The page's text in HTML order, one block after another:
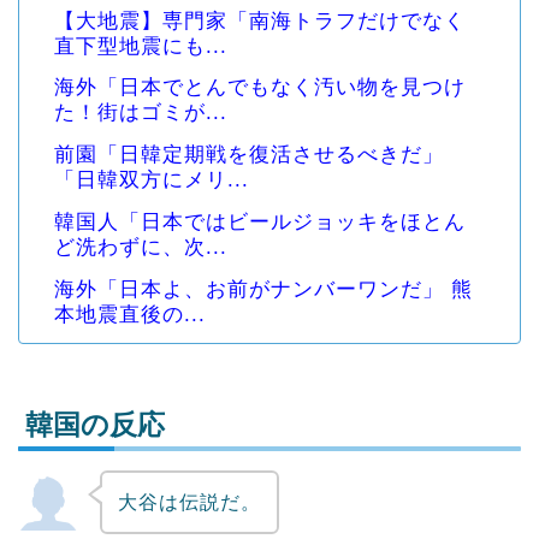
【大地震】専門家「南海トラフだけでなく
直下型地震にも...
海外「日本でとんでもなく汚い物を見つけ
た！街はゴミが...
前園「日韓定期戦を復活させるべきだ」
「日韓双方にメリ...
韓国人「日本ではビールジョッキをほとん
ど洗わずに、次...
海外「日本よ、お前がナンバーワンだ」 熊
本地震直後の...
Powered by livedoor 相互RSS
韓国の反応
大谷は伝説だ。